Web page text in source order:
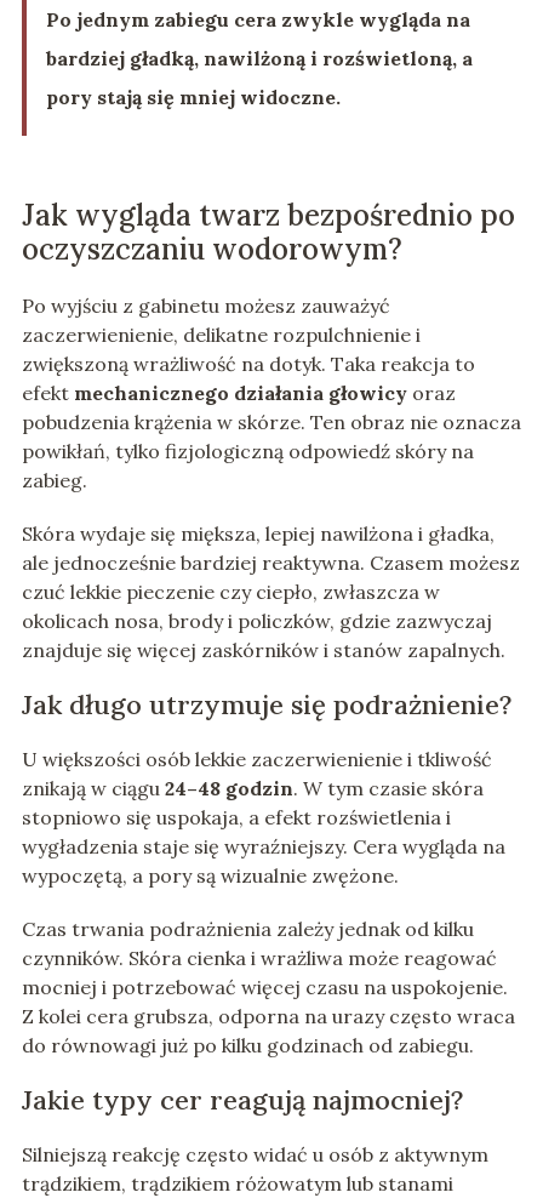
Po jednym zabiegu cera zwykle wygląda na
bardziej gładką, nawilżoną i rozświetloną, a
pory stają się mniej widoczne.
Jak wygląda twarz bezpośrednio po
oczyszczaniu wodorowym?
Po wyjściu z gabinetu możesz zauważyć
zaczerwienienie, delikatne rozpulchnienie i
zwiększoną wrażliwość na dotyk. Taka reakcja to
efekt mechanicznego działania głowicyoraz
pobudzenia krążenia w skórze. Ten obraz nie oznacza
powikłań, tylko fizjologiczną odpowiedź skóry na
zabieg.
Skóra wydaje się miększa, lepiej nawilżona i gładka,
ale jednocześnie bardziej reaktywna. Czasem możesz
czuć lekkie pieczenie czy ciepło, zwłaszcza w
okolicach nosa, brody i policzków, gdzie zazwyczaj
znajduje się więcej zaskórników i stanów zapalnych.
Jak długo utrzymuje się podrażnienie?
U większości osób lekkie zaczerwienienie i tkliwość
znikają w ciągu 24–48 godzin. W tym czasie skóra
stopniowo się uspokaja, a efekt rozświetlenia i
wygładzenia staje się wyraźniejszy. Cera wygląda na
wypoczętą, a pory są wizualnie zwężone.
Czas trwania podrażnienia zależy jednak od kilku
czynników. Skóra cienka i wrażliwa może reagować
mocniej i potrzebować więcej czasu na uspokojenie.
Z kolei cera grubsza, odporna na urazy często wraca
do równowagi już po kilku godzinach od zabiegu.
Jakie typy cer reagują najmocniej?
Silniejszą reakcję często widać u osób z aktywnym
trądzikiem, trądzikiem różowatym lub stanami